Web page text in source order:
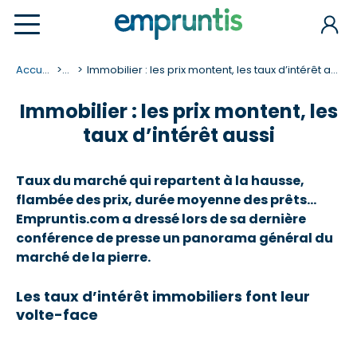
Accueil ... Immobilier : les prix montent, les taux d’intérêt aussi
Immobilier : les prix montent, les
taux d’intérêt aussi
Taux du marché qui repartent à la hausse,
flambée des prix, durée moyenne des prêts…
Empruntis.com a dressé lors de sa dernière
conférence de presse un panorama général du
marché de la pierre.
Les taux d’intérêt immobiliers font leur
volte-face